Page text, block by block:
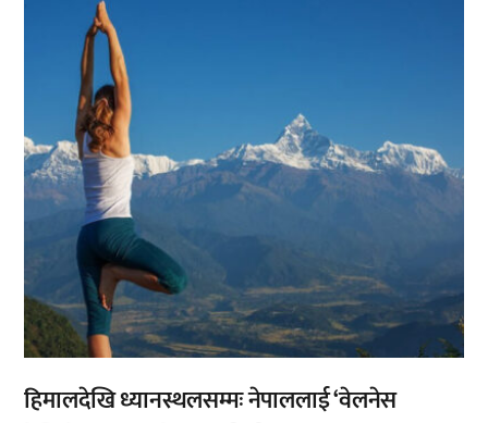
हिमालदेखि ध्यानस्थलसम्मः नेपाललाई ‘वेलनेस